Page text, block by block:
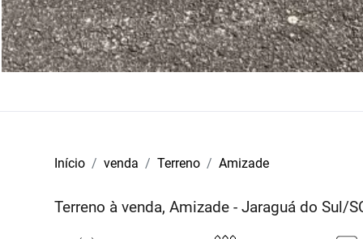
Início venda Terreno Amizade
Terreno à venda, Amizade - Jaraguá do Sul/